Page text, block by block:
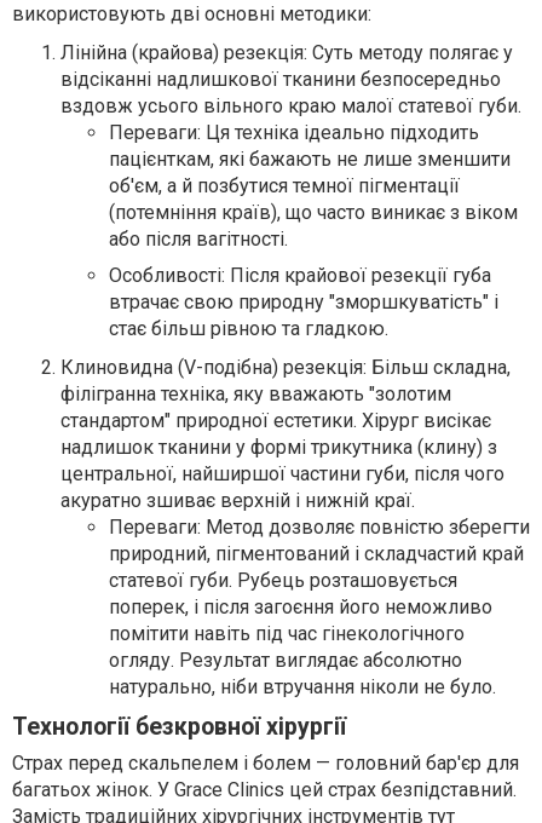
використовують дві основні методики:
Лінійна (крайова) резекція: Суть методу полягає у
відсіканні надлишкової тканини безпосередньо
вздовж усього вільного краю малої статевої губи.
Переваги: Ця техніка ідеально підходить
пацієнткам, які бажають не лише зменшити
об'єм, а й позбутися темної пігментації
(потемніння країв), що часто виникає з віком
або після вагітності.
Особливості: Після крайової резекції губа
втрачає свою природну "зморшкуватість" і
стає більш рівною та гладкою.
Клиновидна (V-подібна) резекція: Більш складна,
філігранна техніка, яку вважають "золотим
стандартом" природної естетики. Хірург висікає
надлишок тканини у формі трикутника (клину) з
центральної, найширшої частини губи, після чого
акуратно зшиває верхній і нижній краї.
Переваги: Метод дозволяє повністю зберегти
природний, пігментований і складчастий край
статевої губи. Рубець розташовується
поперек, і після загоєння його неможливо
помітити навіть під час гінекологічного
огляду. Результат виглядає абсолютно
натурально, ніби втручання ніколи не було.
Технології безкровної хірургії
Страх перед скальпелем і болем — головний бар'єр для
багатьох жінок. У Grace Clinics цей страх безпідставний.
Замість традиційних хірургічних інструментів тут